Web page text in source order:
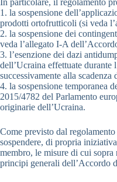
In particolare, il regolamento
1. la sospensione
prodotti ortofrutticoli (si veda
2. la sospensione dei
veda l’allegato I-A
3. l’esenzione dei dazi
dell’Ucraina effettuate durante
successivamente alla scadenza
4. la sospensione temporanea
2015/4782 del Parlamento
originarie dell’Ucraina.
Come previsto dal
sospendere, di propria
membro, le misure di cui
principi generali dell’Accordo